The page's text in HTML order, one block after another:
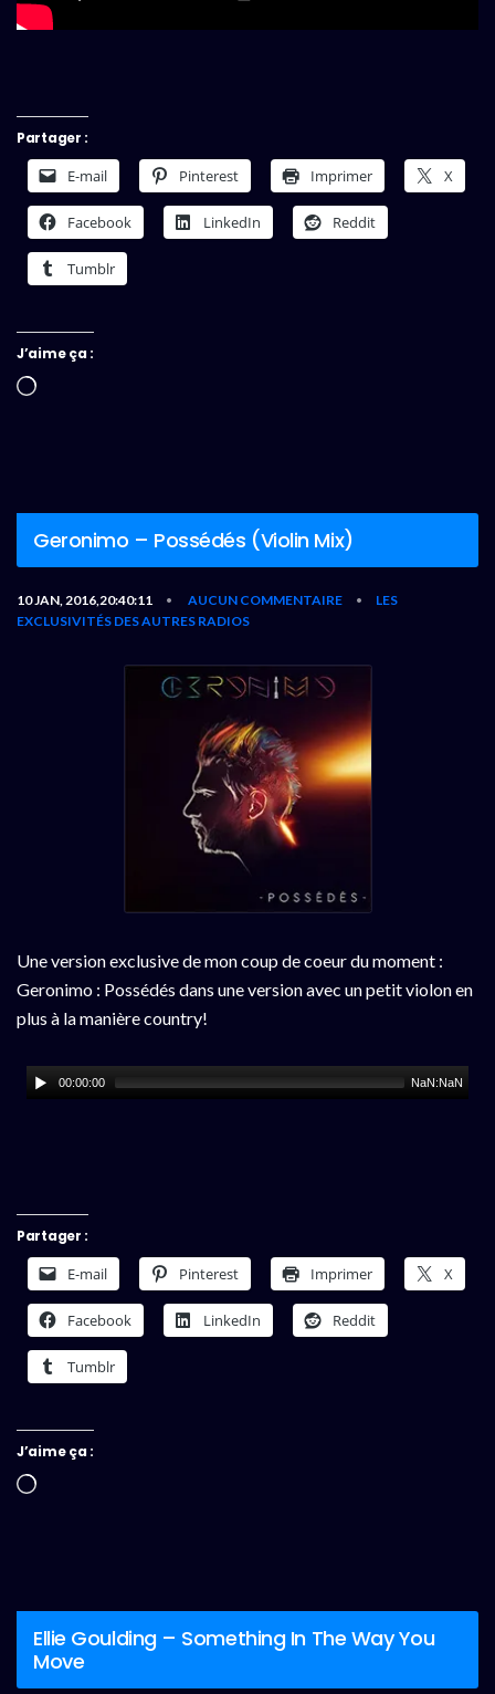
Partager :
E-mail Pinterest Imprimer X
Facebook LinkedIn Reddit
Tumblr
J’aime ça :
Chargement…
Geronimo – Possédés (Violin Mix)
10 JAN, 2016,20:40:11 • AUCUN COMMENTAIRE •
LES
EXCLUSIVITÉS DES AUTRES RADIOS
Une version exclusive de mon coup de coeur du moment :
Geronimo : Possédés dans une version avec un petit violon en
plus à la manière country!
00:00:00 NaN:NaN
Partager :
E-mail Pinterest Imprimer X
Facebook LinkedIn Reddit
Tumblr
J’aime ça :
Chargement…
Ellie Goulding – Something In The Way You
Move